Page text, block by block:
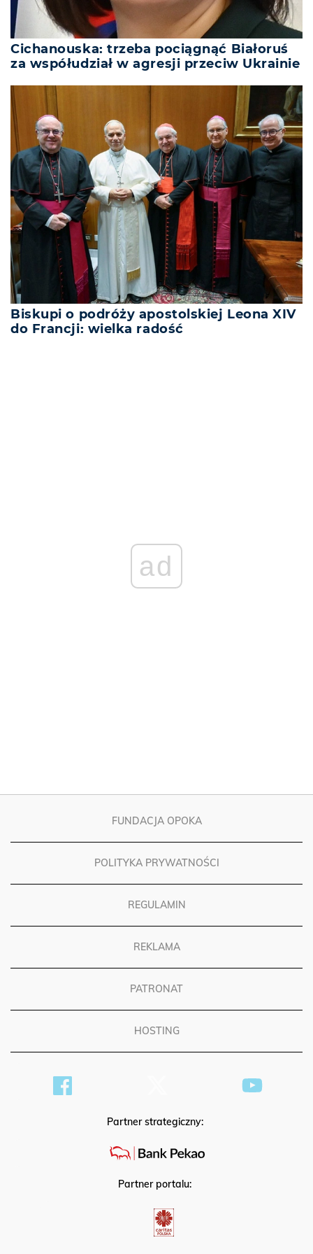
Cichanouska: trzeba pociągnąć Białoruś
za współudział w agresji przeciw Ukrainie
Biskupi o podróży apostolskiej Leona XIV
do Francji: wielka radość
FUNDACJA OPOKA
POLITYKA PRYWATNOŚCI
REGULAMIN
REKLAMA
PATRONAT
HOSTING
Partner strategiczny:
Partner portalu: